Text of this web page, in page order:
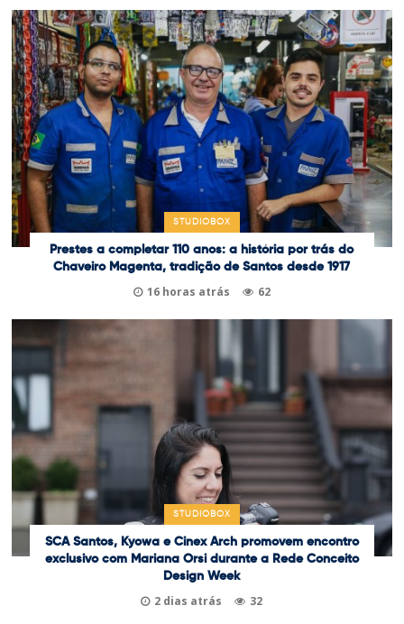
STUDIOBOX
Prestes a completar 110 anos: a história por trás do
Chaveiro Magenta, tradição de Santos desde 1917
16 horas atrás 62
STUDIOBOX
SCA Santos, Kyowa e Cinex Arch promovem encontro
exclusivo com Mariana Orsi durante a Rede Conceito
Design Week
2 dias atrás 32